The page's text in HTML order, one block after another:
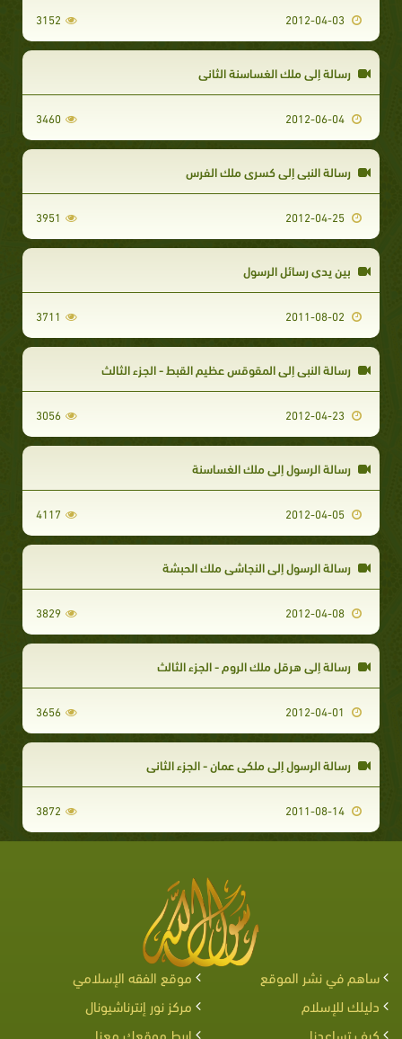
3152
رسالة إلى ملك الغساسنة الثاني
3460
رسالة النبي إلى كسرى ملك الفرس
3951
بين يدي رسائل الرسول
3711
رسالة النبي إلى المقوقس عظيم القبط - الجزء الثالث
3056
رسالة الرسول إلى ملك الغساسنة
4117
رسالة الرسول إلى النجاشي ملك الحبشة
3829
رسالة إلى هرقل ملك الروم - الجزء الثالث
3656
رسالة الرسول إلى ملكي عمان - الجزء الثاني
3872
ساهم في نشر الموقع
موقع الفقه الإسلامي
دليلك للإسلام
مركز نور إنترناشيونال
كيف تساعدنا
اربط موقعك معنا